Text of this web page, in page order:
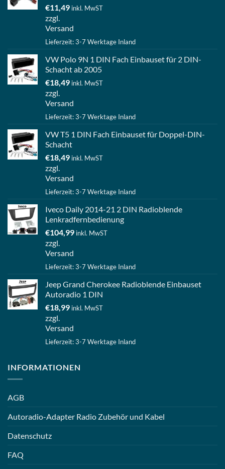
€11,49 inkl. MwST
zzgl.
Versand
Lieferzeit: 3-7 Werktage Inland
VW Polo 9N 1 DIN Fach Einbauset für 2 DIN-
Schacht ab 2005
€18,49 inkl. MwST
zzgl.
Versand
Lieferzeit: 3-7 Werktage Inland
VW T5 1 DIN Fach Einbauset für Doppel-DIN-
Schacht
€18,49 inkl. MwST
zzgl.
Versand
Lieferzeit: 3-7 Werktage Inland
Iveco Daily 2014-21 2 DIN Radioblende
Lenkradfernbedienung
€104,99 inkl. MwST
zzgl.
Versand
Lieferzeit: 3-7 Werktage Inland
Jeep Grand Cherokee Radioblende Einbauset
Autoradio 1 DIN
€18,99 inkl. MwST
zzgl.
Versand
Lieferzeit: 3-7 Werktage Inland
INFORMATIONEN
AGB
Autoradio-Adapter Radio Zubehör und Kabel
Datenschutz
FAQ